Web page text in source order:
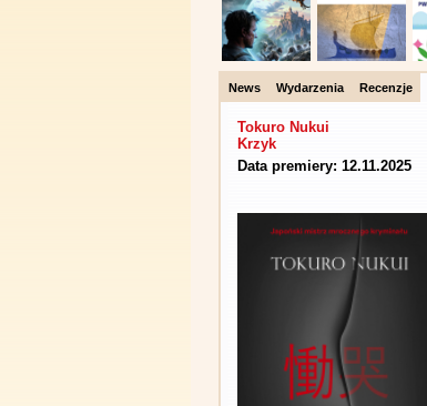
News Wydarzenia Recenzje
Tokuro Nukui
Krzyk
Data premiery: 12.11.2025